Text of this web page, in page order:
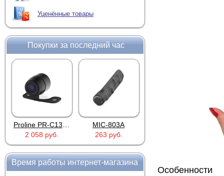
Уценённые товары
Покупки за последний час
2 058 руб.
MIC-803A
263 руб.
Время работы интернет-магазина
Особенности